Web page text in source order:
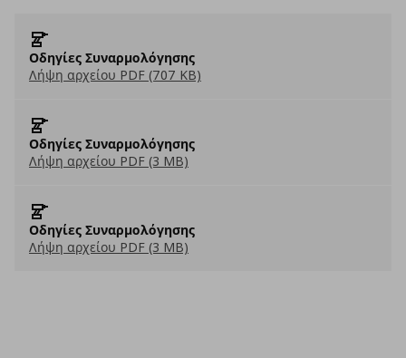
Οδηγίες Συναρμολόγησης
Λήψη αρχείου PDF (707 KB)
Οδηγίες Συναρμολόγησης
Λήψη αρχείου PDF (3 MB)
Οδηγίες Συναρμολόγησης
Λήψη αρχείου PDF (3 MB)